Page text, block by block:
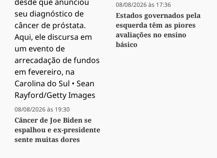
08/08/2026 às 19:30
Câncer de Joe Biden se
espalhou e ex-presidente
sente muitas dores
08/08/2026 às 17:36
Estados governados pela
esquerda têm as piores
avaliações no ensino
básico